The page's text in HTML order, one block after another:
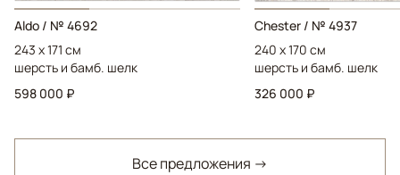
Aldo / № 4692
243 x 171 см
шерсть и бамб. шелк
598 000 ₽
Chester / № 4937
240 x 170 см
шерсть и бамб. шелк
326 000 ₽
Все предложения →